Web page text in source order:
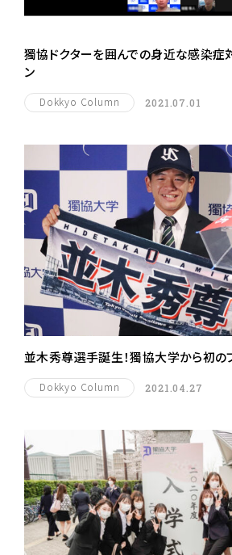
獨協ドクターを囲んでの身近な感染症
ン
Dokkyo Column 2021.07.01
並木秀尊選手誕生！獨協大学から初
Dokkyo Column 2021.04.27